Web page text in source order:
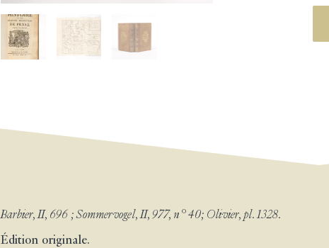
Barbier, II, 696 ; Sommervogel, II, 977, n° 40; Olivier, pl. 1328.
Édition originale.